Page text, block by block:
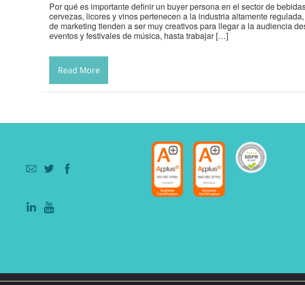
Por qué es importante definir un buyer persona en el sector de
cervezas, licores y vinos pertenecen a la industria altamente
de marketing tienden a ser muy creativos para llegar a la audiencia
eventos y festivales de música, hasta trabajar […]
Read More